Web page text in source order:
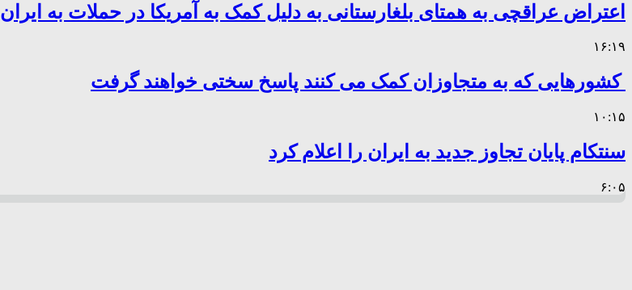
اعتراض عراقچی به همتای بلغارستانی به دلیل کمک به آمریکا در حملات به ایران
۱۶:۱۹
کشورهایی که به متجاوزان کمک می کنند پاسخ سختی خواهند گرفت
۱۰:۱۵
سنتکام پایان تجاوز جدید به ایران را اعلام کرد
۶:۰۵